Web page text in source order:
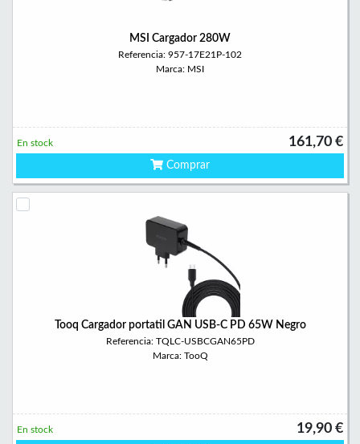
MSI Cargador 280W
Referencia: 957-17E21P-102
Marca: MSI
161,70 €
En stock
Comprar
Tooq Cargador portatil GAN USB-C PD 65W Negro
Referencia: TQLC-USBCGAN65PD
Marca: TooQ
19,90 €
En stock